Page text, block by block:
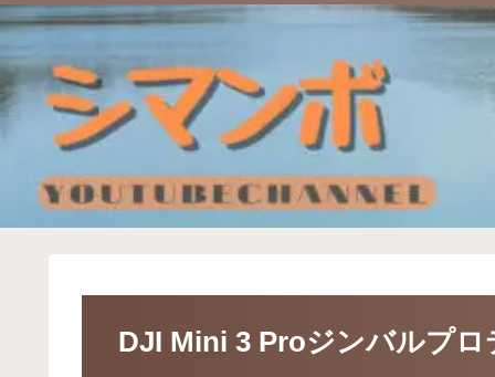
DJI Mini 3 Proジンバルプロ